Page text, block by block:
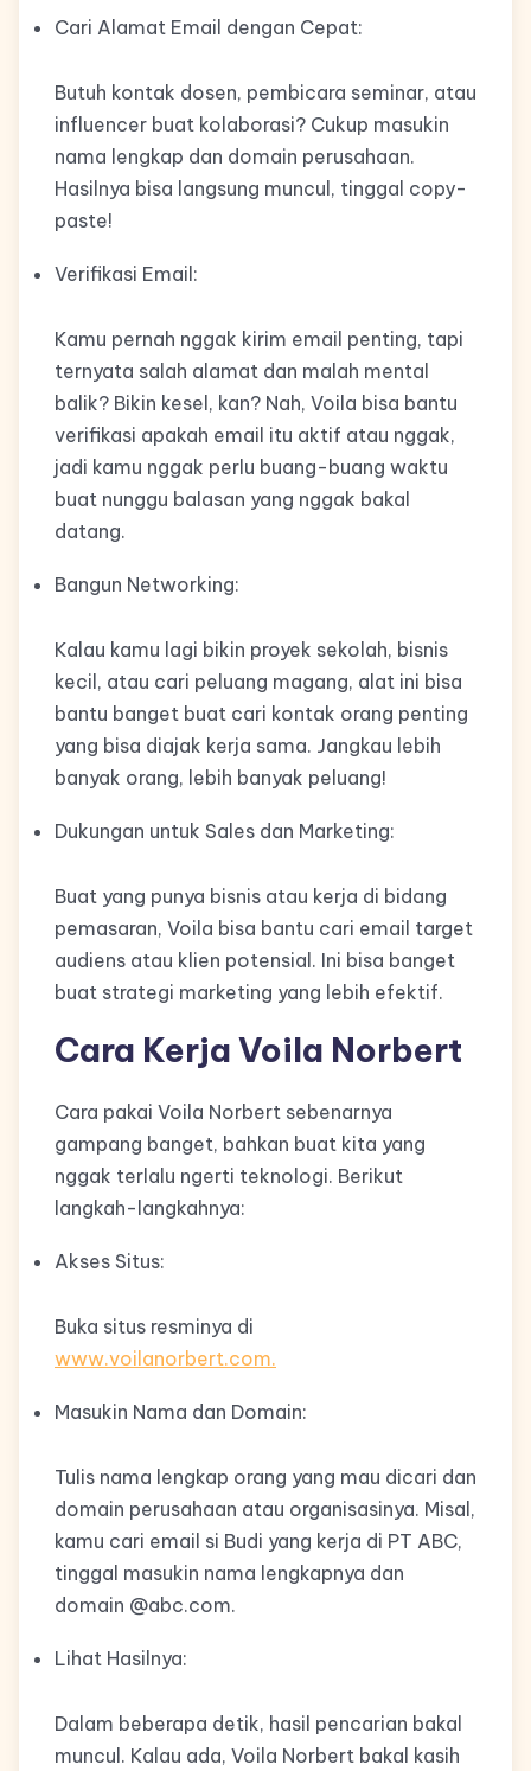
Cari Alamat Email dengan Cepat:
Butuh kontak dosen, pembicara seminar, atau
influencer buat kolaborasi? Cukup masukin
nama lengkap dan domain perusahaan.
Hasilnya bisa langsung muncul, tinggal copy-
paste!
Verifikasi Email:
Kamu pernah nggak kirim email penting, tapi
ternyata salah alamat dan malah mental
balik? Bikin kesel, kan? Nah, Voila bisa bantu
verifikasi apakah email itu aktif atau nggak,
jadi kamu nggak perlu buang-buang waktu
buat nunggu balasan yang nggak bakal
datang.
Bangun Networking:
Kalau kamu lagi bikin proyek sekolah, bisnis
kecil, atau cari peluang magang, alat ini bisa
bantu banget buat cari kontak orang penting
yang bisa diajak kerja sama. Jangkau lebih
banyak orang, lebih banyak peluang!
Dukungan untuk Sales dan Marketing:
Buat yang punya bisnis atau kerja di bidang
pemasaran, Voila bisa bantu cari email target
audiens atau klien potensial. Ini bisa banget
buat strategi marketing yang lebih efektif.
Cara Kerja Voila Norbert
Cara pakai Voila Norbert sebenarnya
gampang banget, bahkan buat kita yang
nggak terlalu ngerti teknologi. Berikut
langkah-langkahnya:
Akses Situs:
Buka situs resminya di
www.voilanorbert.com.
Masukin Nama dan Domain:
Tulis nama lengkap orang yang mau dicari dan
domain perusahaan atau organisasinya. Misal,
kamu cari email si Budi yang kerja di PT ABC,
tinggal masukin nama lengkapnya dan
domain @abc.com.
Lihat Hasilnya:
Dalam beberapa detik, hasil pencarian bakal
muncul. Kalau ada, Voila Norbert bakal kasih